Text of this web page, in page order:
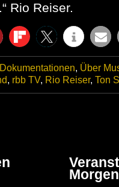
Rio Reiser.
, Über
, rbb TV, Rio Reiser, Ton
Morgen